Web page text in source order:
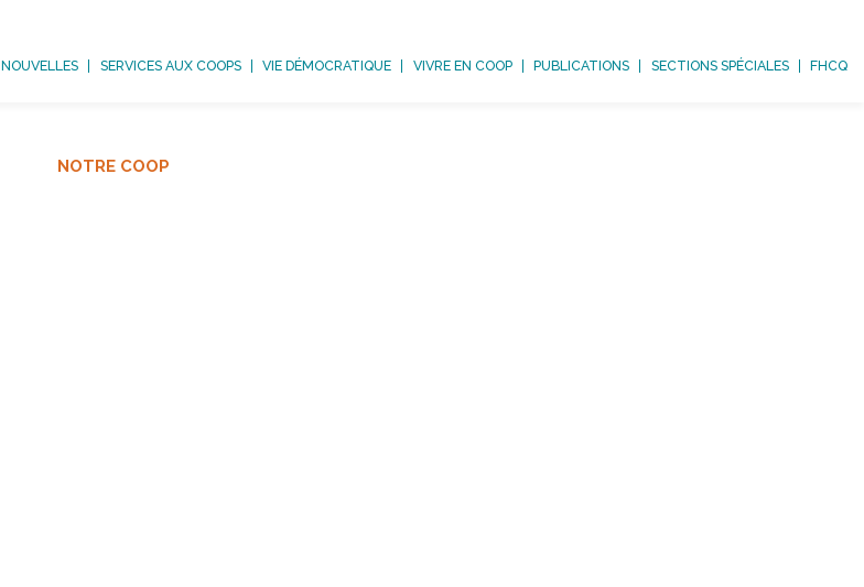
NOUVELLES SERVICES AUX COOPS VIE DÉMOCRATIQUE VIVRE EN COOP PUBLICATIONS SECTIONS SPÉCIALES FHCQ
NOTRE COOP